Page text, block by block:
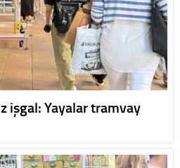
işgal: Yayalar tramvay